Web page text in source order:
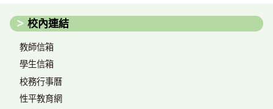
校內連結
教師信箱
學生信箱
校務行事曆
性平教育網